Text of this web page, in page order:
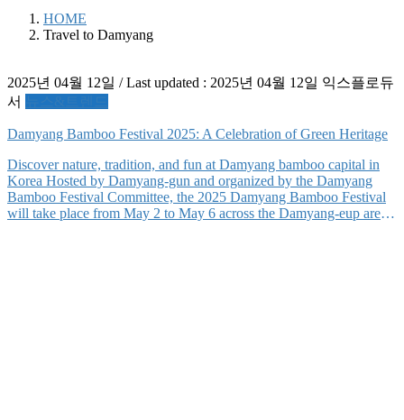
HOME
Travel to Damyang
2025년 04월 12일 / Last updated : 2025년 04월 12일 익스플로듀
서
Damyang Bamboo Festival 2025: A Celebration of Green Heritage
Discover nature, tradition, and fun at Damyang bamboo capital in
Korea Hosted by Damyang-gun and organized by the Damyang
Bamboo Festival Committee, the 2025 Damyang Bamboo Festival
will take place from May 2 to May 6 across the Damyang-eup area,